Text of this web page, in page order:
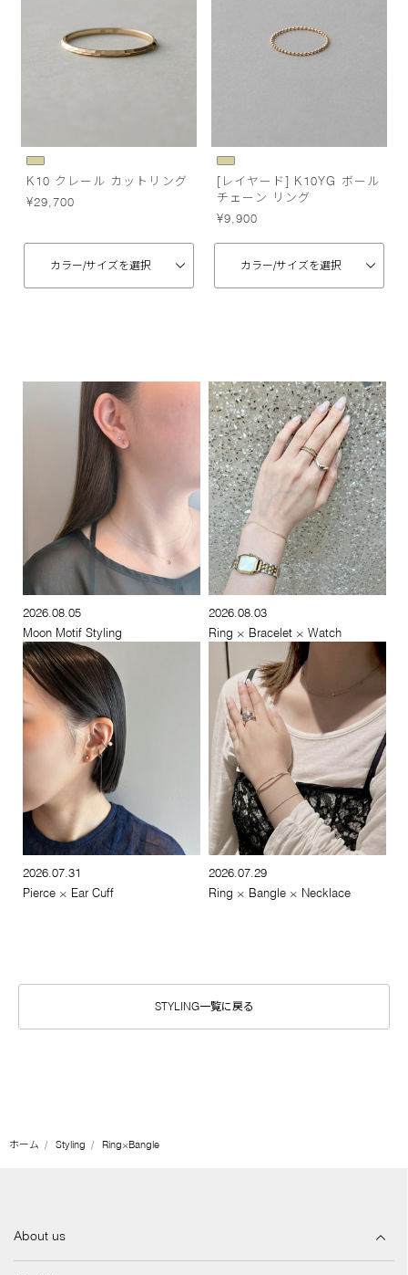
K10 クレール カットリング
¥29,700
カラー/サイズを選択
[レイヤード] K10YG ボール
チェーン リング
¥9,900
カラー/サイズを選択
2026.08.05
Moon Motif Styling
2026.08.03
Ring × Bracelet × Watch
2026.07.31
Pierce × Ear Cuff
2026.07.29
Ring × Bangle × Necklace
STYLING一覧に戻る
ホーム Styling Ring×Bangle
About us